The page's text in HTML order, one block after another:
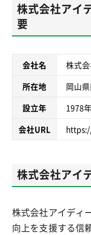
株式会社アイ
要
会社名
株式
所在地
岡山
設立年
1978
会社URL
株式会社アイ
株式会社アイディ
向上を支援する信